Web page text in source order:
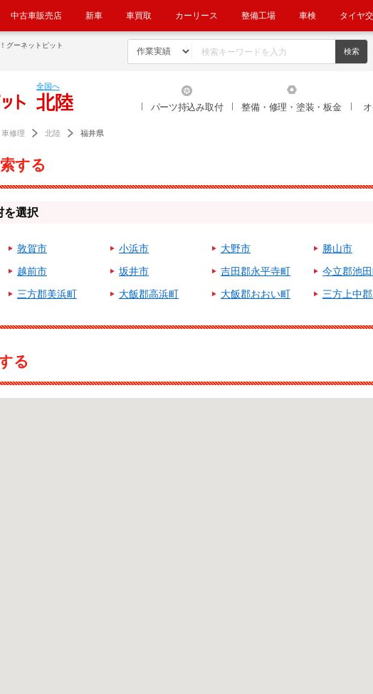
中古車販売店 新車 車買取 カーリース 整備工場 車検 タイヤ
グーネットピット
全国へ
北陸 パーツ持込み取付 整備・修理・塗装・板金
修理 北陸 福井県
する
を選択
敦賀市 小浜市 大野市 勝山市
越前市 坂井市 吉田郡永平寺町 今立郡池
三方郡美浜町 大飯郡高浜町 大飯郡おおい町 三方上中
る